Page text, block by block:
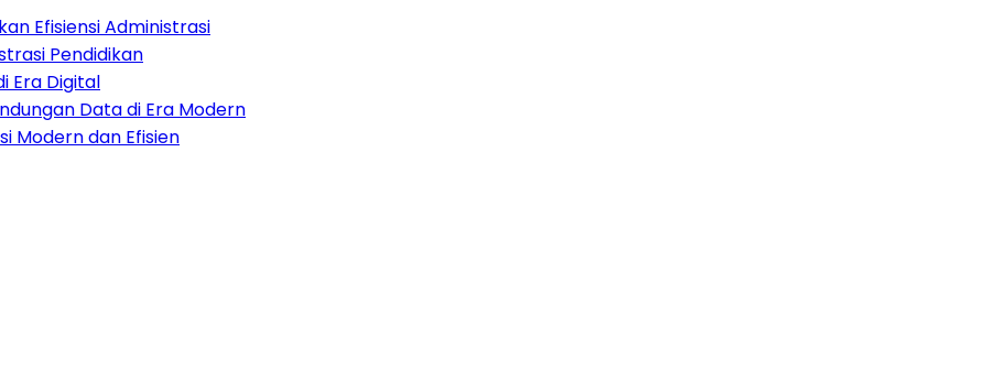
Efisiensi Administrasi
Pendidikan
Era Digital
Data di Era Modern
Modern dan Efisien